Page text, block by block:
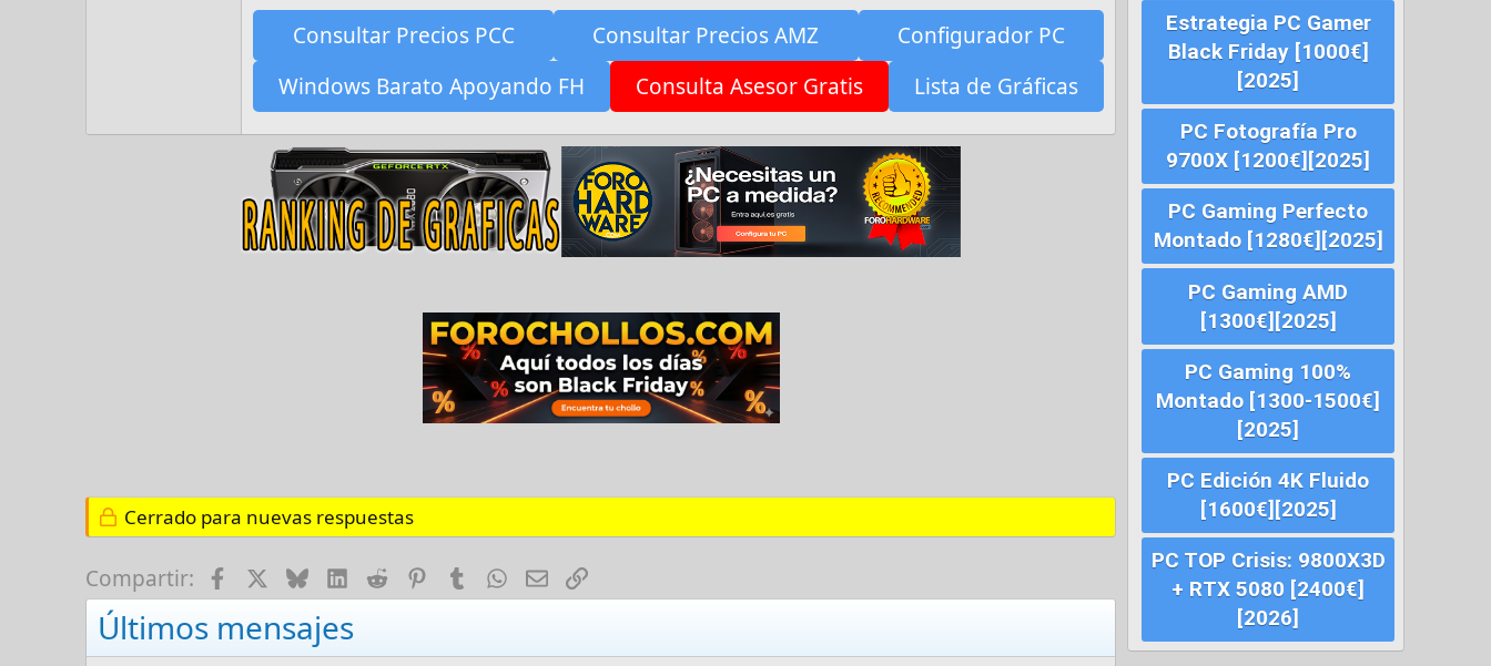
Consultar Precios PCC
Consultar Precios AMZ
Configurador PC
Windows Barato Apoyando FH
Consulta Asesor Gratis Lista de Gráficas
Cerrado para nuevas respuestas
Compartir: FacebookBlueskyLinkedIn
RedditPinterestTumblr
WhatsApp
E-mailEnlace
Últimos mensajes
Estrategia PC Gamer
Black Friday [1000€]
[2025]
PC Fotografía Pro
9700X [1200€][2025]
PC Gaming Perfecto
Montado [1280€][2025]
PC Gaming AMD
[1300€][2025]
PC Gaming 100%
Montado [1300-1500€]
[2025]
PC Edición 4K Fluido
[1600€][2025]
PC TOP Crisis: 9800X3D
+ RTX 5080 [2400€]
[2026]